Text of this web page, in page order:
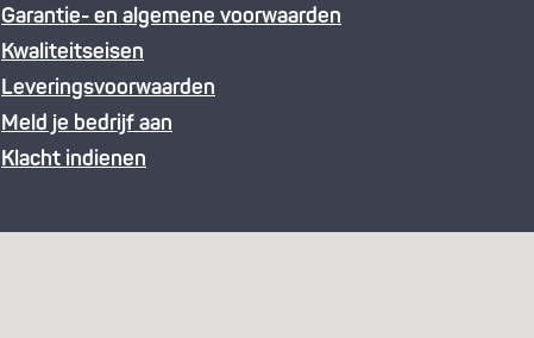
Garantie- en algemene voorwaarden
Kwaliteitseisen
Leveringsvoorwaarden
Meld je bedrijf aan
Klacht indienen